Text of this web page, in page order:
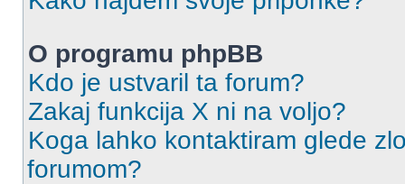
O programu phpBB
Kdo je ustvaril ta forum?
Zakaj funkcija X ni na voljo?
Koga lahko kontaktiram glede
forumom?